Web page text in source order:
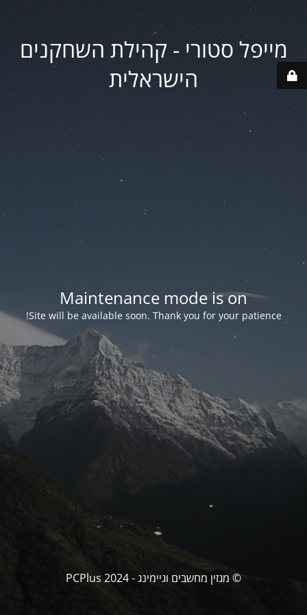
מייפל סטורי - קהילת השחקנים
הישראלית
Maintenance mode is on
Site will be available soon. Thank you for your patience!
© מגזין מחשבים וגיימינג - PCPlus 2024